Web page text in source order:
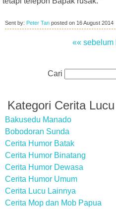
Sent by: Peter Tan posted on 16 August 2014
«« sebelum
Cari
Kategori Cerita Lucu
Bakusedu Manado
Bobodoran Sunda
Cerita Humor Batak
Cerita Humor Binatang
Cerita Humor Dewasa
Cerita Humor Umum
Cerita Lucu Lainnya
Cerita Mop dan Mob Papua